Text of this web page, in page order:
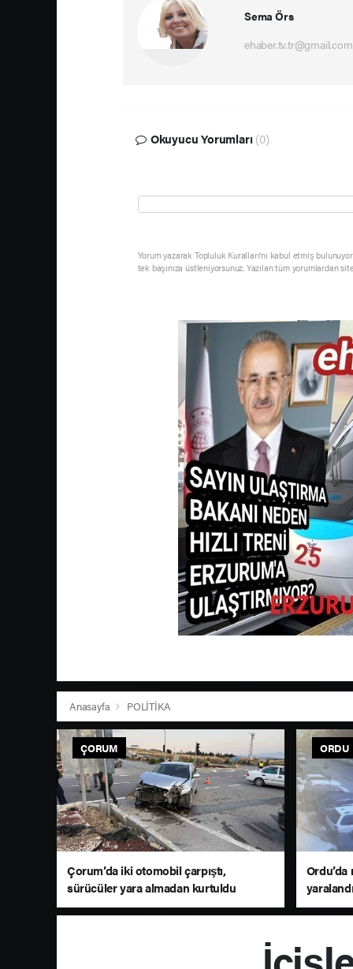
Sema Örs
ehaber.tv.tr@gmail.com
Okuyucu Yorumları (0)
Yorum yazarak Topluluk Kuralları’nı kabul etmiş
tek başınıza üstleniyorsunuz. Yazılan tüm yorumlardan
Anasayfa POLİTİKA
ÇORUM
Çorum’da iki otomobil çarpıştı,
sürücüler yara almadan kurtuldu
ORDU